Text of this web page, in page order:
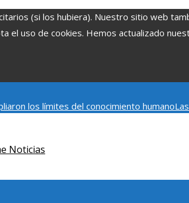
(si los hubiera). Nuestro sitio web
el uso de cookies. Hemos actualizado
los límites del conocimiento humano
Noticias